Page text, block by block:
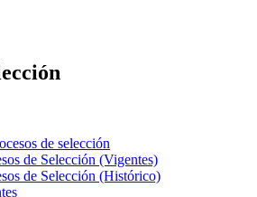
de selección
de Selección (Vigentes)
de Selección (Histórico)